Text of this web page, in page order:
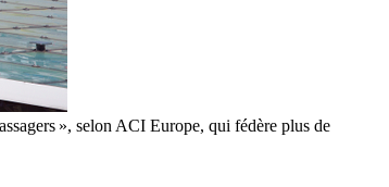
», selon ACI Europe, qui fédère plus de